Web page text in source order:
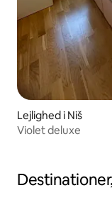
Lejlighed i Niš
Violet deluxe